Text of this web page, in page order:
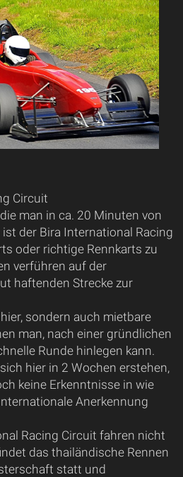
Circuit
man in ca. 20 Minuten von
der Bira International Racing
oder richtige Rennkarts zu
verführen auf der
haftenden Strecke zur
sondern auch mietbare
man, nach einer gründlichen
Runde hinlegen kann.
hier in 2 Wochen erstehen,
keine Erkenntnisse in wie
Anerkennung
Racing Circuit fahren nicht
das thailändische Rennen
statt und